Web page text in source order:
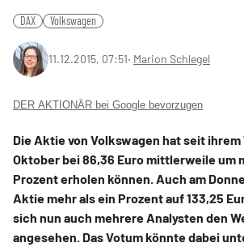
DAX Volkswagen
11.12.2015, 07:51‧ Marion Schlegel
DER AKTIONÄR bei Google bevorzugen
Die Aktie von Volkswagen hat seit
Oktober bei 86,36 Euro mittlerweile um
Prozent erholen können. Auch am
Aktie mehr als ein Prozent auf 133,25
sich nun auch mehrere Analysten den
angesehen. Das Votum könnte dabei